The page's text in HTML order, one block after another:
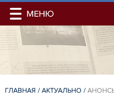
ГЛАВНАЯ / АКТУАЛЬНО /